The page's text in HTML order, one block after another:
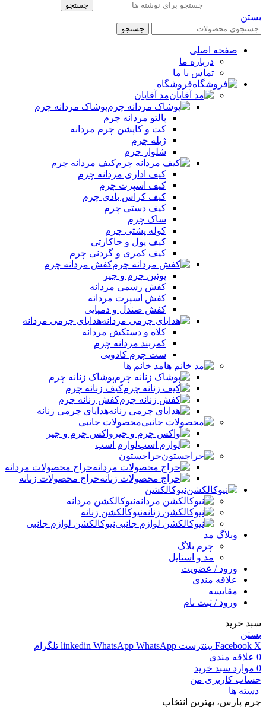
جستجو
بستن
جستجو
صفحه اصلی
درباره ما
تماس با ما
فروشگاه
مد آقایان
پوشاک مردانه چرم
پالتو مردانه چرم
کت و کاپشن چرم مردانه
ژیله چرم
شلوار چرم
کیف مردانه چرم
کیف اداری مردانه چرم
کیف اسپرت چرم
کیف کراس بادی چرم
کیف دستی چرم
ساک چرم
کوله پشتی چرم
کیف پول و جاکارتی
کیف کمری و گردنی چرم
کفش مردانه چرم
پوتین چرم و جیر
کفش رسمی مردانه
کفش اسپرت مردانه
کفش صندل و دمپایی
هدایای چرمی مردانه
کلاه و دستکش مردانه
کمربند مردانه چرم
ست چرم کادویی
مد خانم ها
پوشاک زنانه چرم
کیف زنانه چرم
کفش زنانه چرم
هدایای چرمی زنانه
محصولات جانبی
واکس چرم و جیر
لوازم اسب
حراجستون
حراج محصولات مردانه
حراج محصولات زنانه
نیوکالکشن
نیوکالکشن مردانه
نیوکالکشن زنانه
نیوکالکشن لوازم جانبی
وبلاگ مد
چرم بلاگ
مد و استایل
ورود / عضویت
علاقه مندی
مقایسه
ورود / ثبت نام
سبد خرید
بستن
Facebook X پینترست linkedin WhatsApp WhatsApp
تلگرام
0 علاقه مندی
0 موارد سبد خرید
حساب کاربری من
دسته ها
چرم پارس، بهترین انتخاب